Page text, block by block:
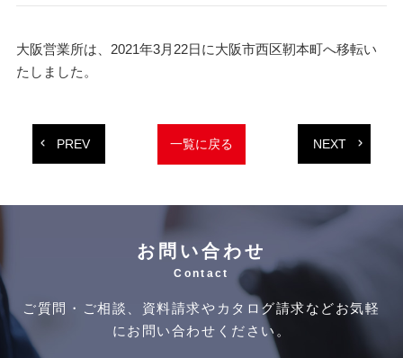
大阪営業所は、2021年3月22日に大阪市西区靭本町へ移転い
たしました。
PREV 一覧に戻る NEXT
お問い合わせ
Contact
ご質問・ご相談、資料請求やカタログ請求などお気軽
にお問い合わせください。